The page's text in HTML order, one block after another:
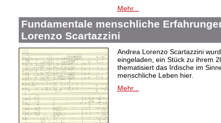
Mehr...
Fundamentale menschliche
Lorenzo Scartazzini
Andrea Lorenzo Scartazzini
eingeladen, ein Stück zu ihrem
thematisiert das Irdische im
menschliche Leben hier.
Mehr...